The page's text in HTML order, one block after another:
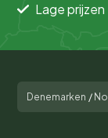
Lage prijzen
Denemarken /